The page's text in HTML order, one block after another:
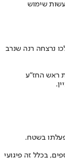
שימוש
נרצחה רנה שנרב
תחת ראש החז"ע
נוספים, בכלל זה פיגועי